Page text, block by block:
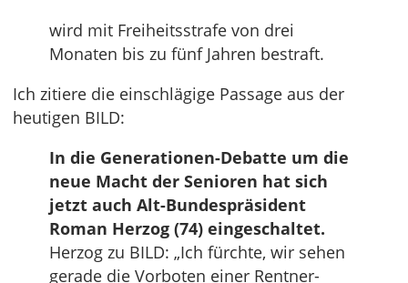
wird mit Freiheitsstrafe von drei
Monaten bis zu fünf Jahren bestraft.
Ich zitiere die einschlägige Passage aus der
heutigen BILD:
In die Generationen-Debatte um die
neue Macht der Senioren hat sich
jetzt auch Alt-Bundespräsident
Roman Herzog (74) eingeschaltet.
Herzog zu BILD: „Ich fürchte, wir sehen
gerade die Vorboten einer Rentner-